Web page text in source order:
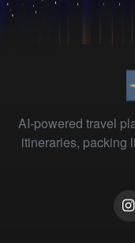
AI-powered travel
itineraries, packing